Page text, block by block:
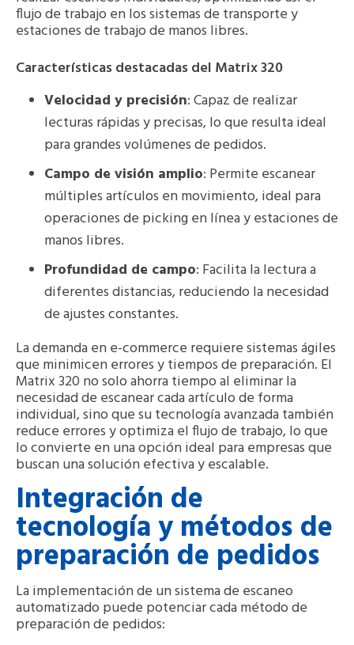
flujo de trabajo en los sistemas de transporte y
estaciones de trabajo de manos libres.
Características destacadas del Matrix 320
Velocidad y precisión: Capaz de realizar
lecturas rápidas y precisas, lo que resulta ideal
para grandes volúmenes de pedidos.
Campo de visión amplio: Permite escanear
múltiples artículos en movimiento, ideal para
operaciones de picking en línea y estaciones de
manos libres.
Profundidad de campo: Facilita la lectura a
diferentes distancias, reduciendo la necesidad
de ajustes constantes.
La demanda en e-commerce requiere sistemas ágiles
que minimicen errores y tiempos de preparación. El
Matrix 320 no solo ahorra tiempo al eliminar la
necesidad de escanear cada artículo de forma
individual, sino que su tecnología avanzada también
reduce errores y optimiza el flujo de trabajo, lo que
lo convierte en una opción ideal para empresas que
buscan una solución efectiva y escalable.
Integración de
tecnología y métodos de
preparación de pedidos
La implementación de un sistema de escaneo
automatizado puede potenciar cada método de
preparación de pedidos: